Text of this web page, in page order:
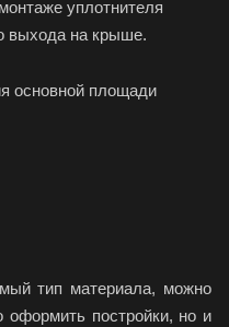
уплотнителя
выхода на крыше.
основной площади
тип материала, можно
оформить постройки, но и